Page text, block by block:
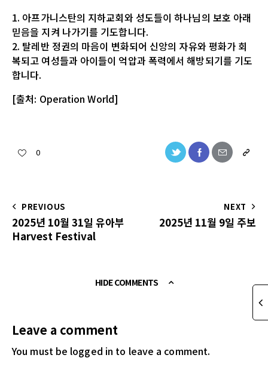
1. 아프가니스탄의 지하교회와 성도들이 하나님의 보호 아래
믿음을 지켜 나가기를 기도합니다.
2. 탈레반 정권의 마음이 변화되어 신앙의 자유와 평화가 회
복되고 여성들과 아이들이 억압과 폭력에서 해방되기를 기도
합니다.
[출처: Operation World]
0
PREVIOUS
2025년 10월 31일 유아부
Harvest Festival
NEXT
2025년 11월 9일 주보
HIDE COMMENTS
Leave a comment
You must be logged in to leave a comment.